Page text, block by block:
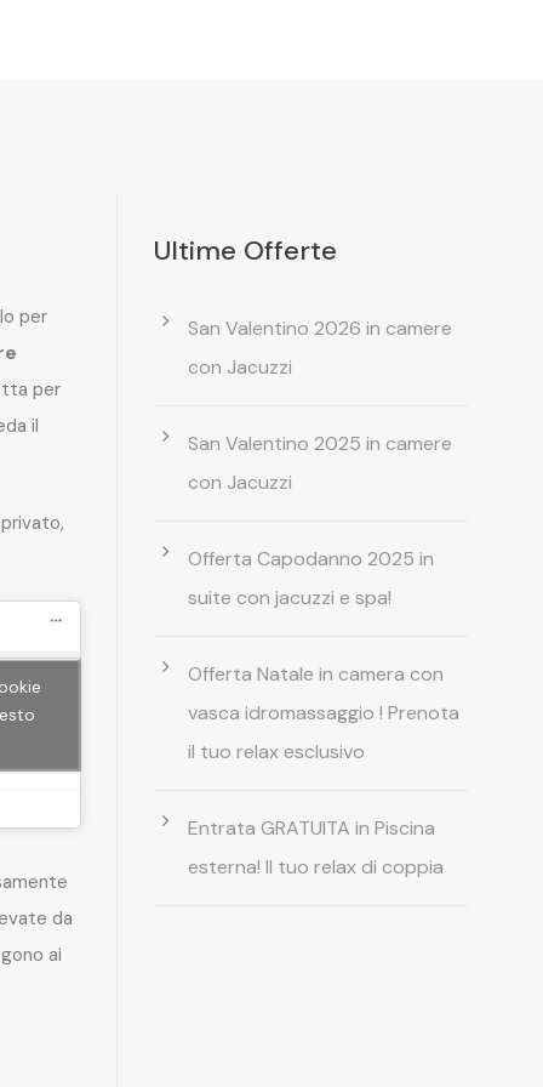
per
per
il
da
ai
Ultime Offerte
San Valentino 2026 in camere
con Jacuzzi
San Valentino 2025 in camere
con Jacuzzi
Offerta Capodanno 2025 in
suite con jacuzzi e spa!
Offerta Natale in camera con
vasca idromassaggio ! Prenota
il tuo relax esclusivo
Entrata GRATUITA in Piscina
esterna! Il tuo relax di coppia